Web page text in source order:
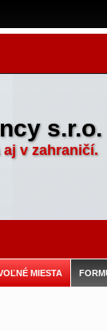
s.r.o.
v zahraničí.
MIESTA